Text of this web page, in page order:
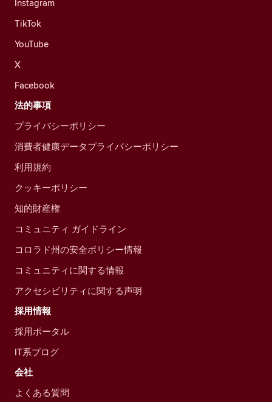
Instagram
TikTok
YouTube
X
Facebook
法的事項
プライバシーポリシー
消費者健康データプライバシーポリシー
利用規約
クッキーポリシー
知的財産権
コミュニティ ガイドライン
コロラド州の安全ポリシー情報
コミュニティに関する情報
アクセシビリティに関する声明
採用情報
採用ポータル
IT系ブログ
会社
よくある質問